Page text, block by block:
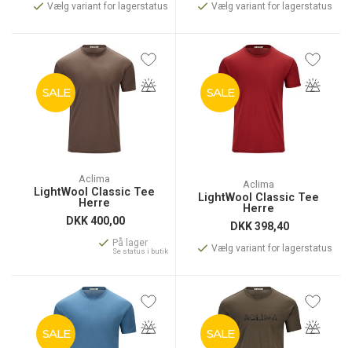
Vælg variant for lagerstatus Vælg variant for lagerstatus
SALE
Aclima
LightWool Classic Tee
Herre
DKK400,00
På lager
Se status i butik
SALE
Aclima
LightWool Classic Tee
Herre
DKK398,40
Vælg variant for lagerstatus
SALE SALE